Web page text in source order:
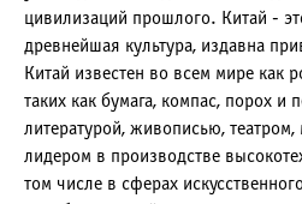
цивилизаций прошлого. Китай -
древнейшая культура, издавна
Китай известен во всем мире как
таких как бумага, компас, порох и
литературой, живописью,
лидером в производстве
том числе в сферах